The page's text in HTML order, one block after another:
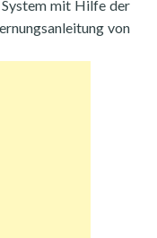
mit Hilfe der
von